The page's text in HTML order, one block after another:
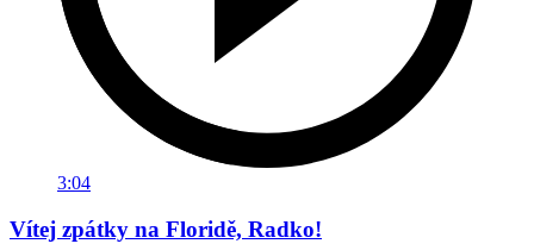
3:04
Vítej zpátky na Floridě, Radko!